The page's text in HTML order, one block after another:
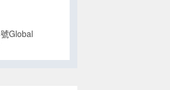
Global